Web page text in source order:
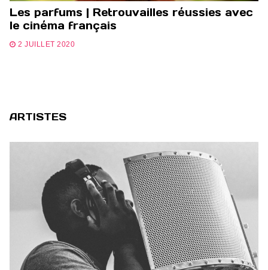
Les parfums | Retrouvailles réussies avec
le cinéma français
2 JUILLET 2020
ARTISTES